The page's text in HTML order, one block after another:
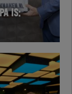
IS: